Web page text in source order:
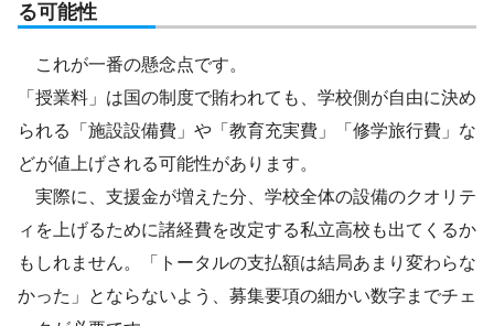
る可能性
これが一番の懸念点です。
「授業料」は国の制度で賄われても、学校側が自由に決め
られる「施設設備費」や「教育充実費」「修学旅行費」な
どが値上げされる可能性があります。
実際に、支援金が増えた分、学校全体の設備のクオリテ
ィを上げるために諸経費を改定する私立高校も出てくるか
もしれません。「トータルの支払額は結局あまり変わらな
かった」とならないよう、募集要項の細かい数字までチェ